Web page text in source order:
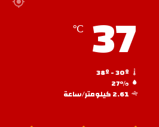
37
℃
27%
2.61 كيلومتر/ساعة